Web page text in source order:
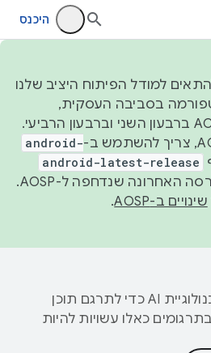
היכנס
2026, כדי להתאים למודל הפיתוח היציב שלנו
בסביבה העסקית,
נפרסם קוד מקור ב-AOSP ברבעון השני וברבעון הרביעי.
android-
android-latest-release
manifest תמיד יפנה לגרסה האחרונה שנדחפה ל-AOSP.
שינויים ב-AOSP .
‫Google משתמשת בטכנולוגיית AI כדי לתרגם תוכן
כאלו עשויות להיות